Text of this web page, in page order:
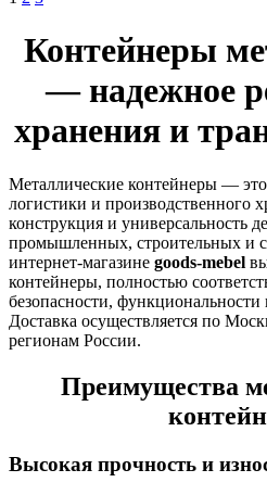
Контейнеры
— надежное
хранения и
Металлические контейнеры —
логистики и производственного
конструкция и универсальность
промышленных, строительных и
интернет-магазине goods-mebel
контейнеры, полностью
безопасности, функциональности
Доставка осуществляется по
регионам России.
Преимущества
Высокая прочность и